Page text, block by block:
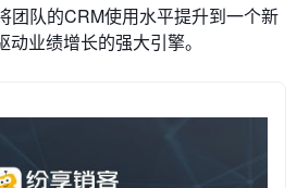
团队的CRM使用水平提升到一个新
业绩增长的强大引擎。